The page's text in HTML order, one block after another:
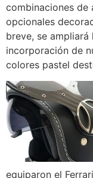
combinaciones de
opcionales
breve, se
incorporación de
colores pastel
equiparon el